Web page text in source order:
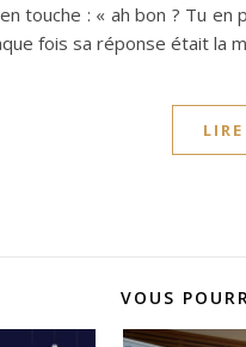
touche : « ah bon ? Tu
fois sa réponse était la
VOUS